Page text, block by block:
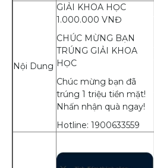
Nội Dung
GIẢI KHOA HỌC
1.000.000 VNĐ
CHÚC MỪNG BẠN
TRÚNG GIẢI KHOA
HỌC
Chúc mừng bạn đã
trúng 1 triệu tiền mặt!
Nhấn nhận quà ngay!
Hotline: 1900633559